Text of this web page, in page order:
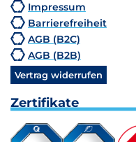
Impressum
Barrierefreiheit
AGB (B2C)
AGB (B2B)
Vertrag widerrufen
Zertifikate